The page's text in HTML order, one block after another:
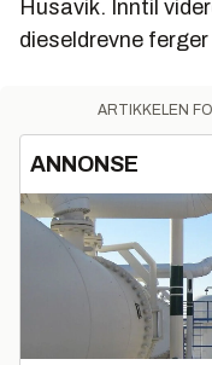
Husavik. Inntil
dieseldrevne
ARTIKKELEN
ANNONSE